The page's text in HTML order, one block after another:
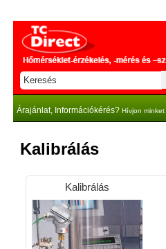
Árajánlat, Információkérés? Hívjon minket
Kalibrálás
Kalibrálás